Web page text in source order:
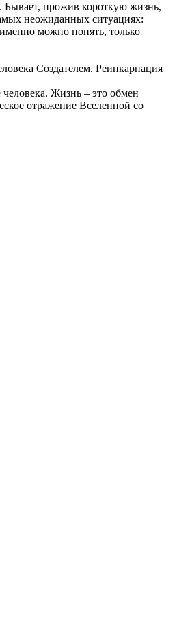
Бывает, прожив короткую жизнь,
неожиданных ситуациях:
можно понять, только
Создателем. Реинкарнация
Жизнь – это обмен
отражение Вселенной со